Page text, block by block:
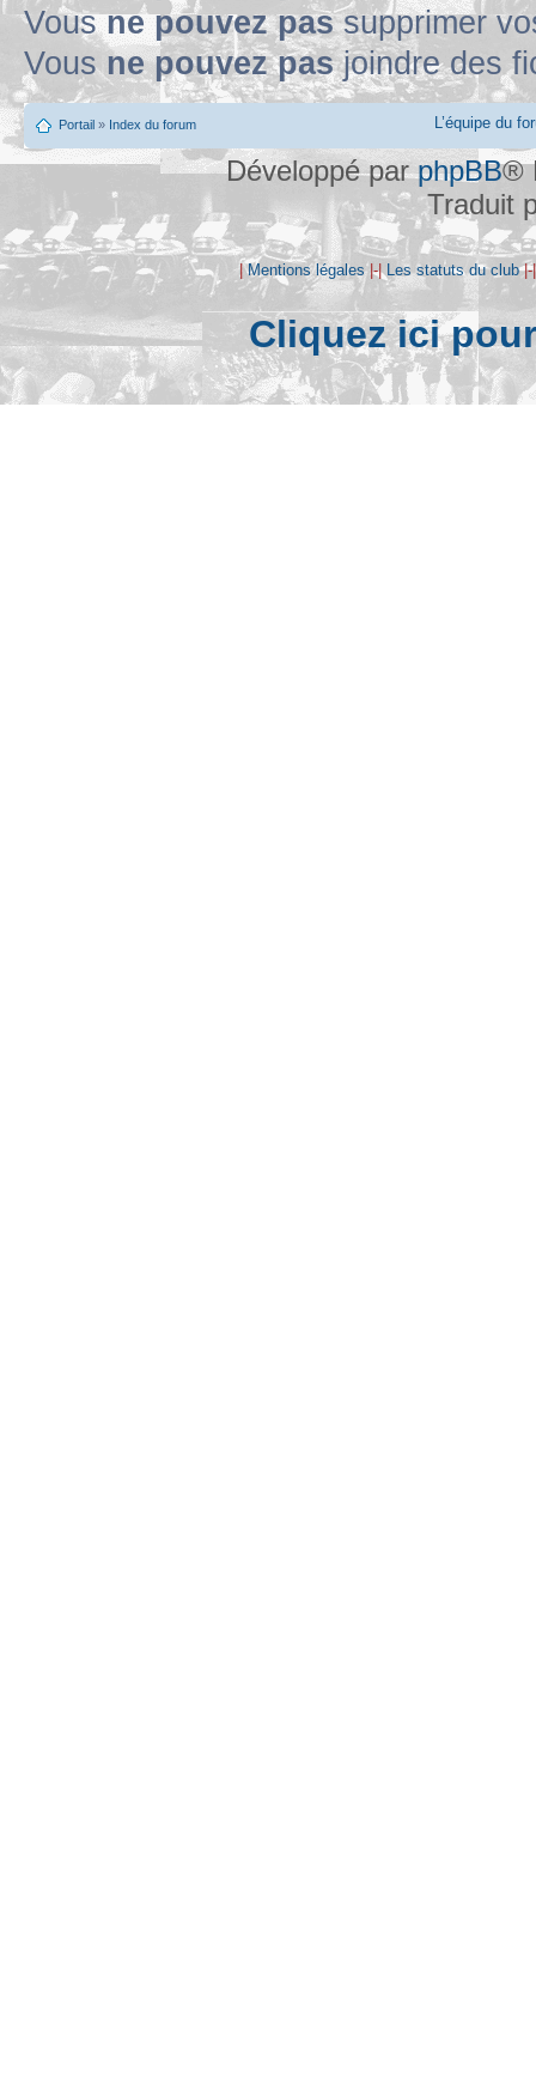
Vousne pouvez passupprimer
Vous ne pouvez pasjoindre des
Portail » Index du forum L’équipe du
Développé parphpBB®
Traduit
|Mentions légales|-| Les statuts du club
Cliquez ici